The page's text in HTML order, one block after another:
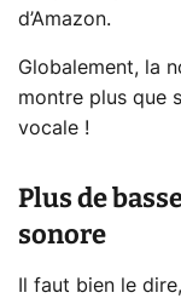
d’Amazon.
Globalement, la
montre plus que
vocale !
Plus de
sonore
Il faut bien le